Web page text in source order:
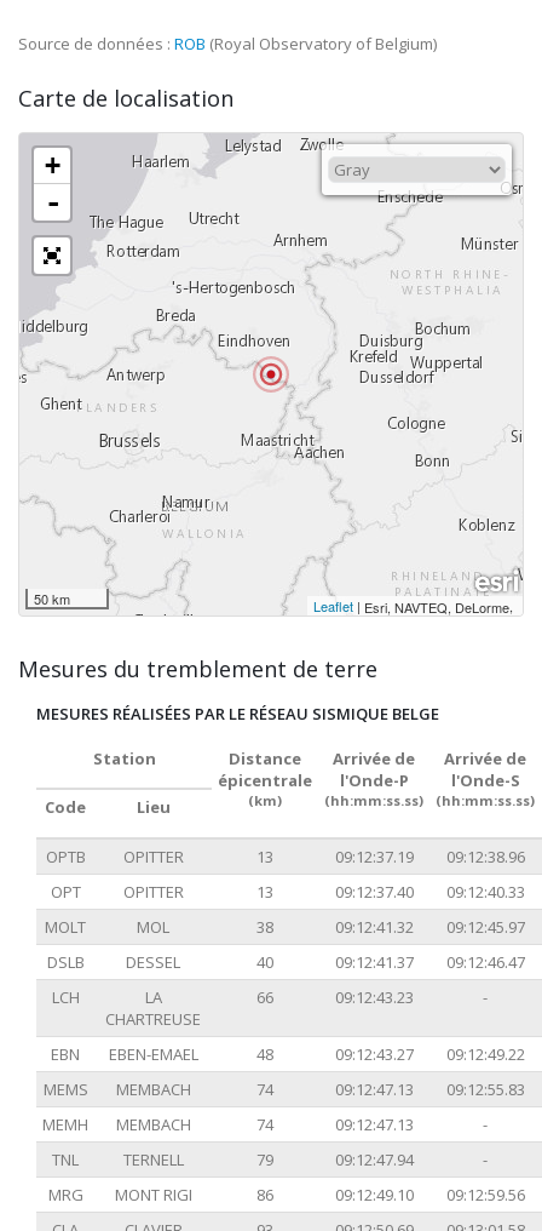
Source de données : ROB (Royal Observatory of Belgium)
Carte de localisation
+
-
50 km Leaflet | Esri, NAVTEQ, DeLorme,
Mesures du tremblement de terre
MESURES RÉALISÉES PAR LE RÉSEAU SISMIQUE BELGE
Station
Distance
épicentrale
(km)
Arrivée de
l'Onde-P
(hh:mm:ss.ss)
Arrivée de
l'Onde-S
(hh:mm:ss.ss)
Code Lieu
OPTB OPITTER 13 09:12:37.19
09:12:38.96
OPT
OPITTER 13 09:12:37.40
09:12:40.33
MOLT
MOL 38 09:12:41.32
09:12:45.97
DSLB
DESSEL 40 09:12:41.37
09:12:46.47
LCH
LA
CHARTREUSE
66 09:12:43.23 -
EBN EBEN-EMAEL 48 09:12:43.27
09:12:49.22
MEMS
MEMBACH 74 09:12:47.13
09:12:55.83
MEMH
MEMBACH 74 09:12:47.13
-
TNL
TERNELL 79 09:12:47.94
-
MRG
MONT RIGI 86 09:12:49.10
09:12:59.56